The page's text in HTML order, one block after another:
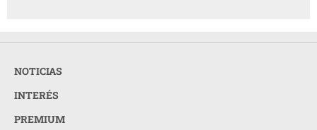
NOTICIAS
INTERÉS
PREMIUM